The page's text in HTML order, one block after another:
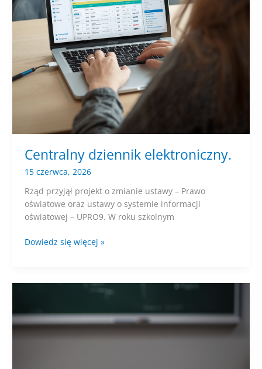
Centralny dziennik elektroniczny.
15 czerwca, 2026
Rząd przyjął projekt o zmianie ustawy – Prawo
oświatowe oraz ustawy o systemie informacji
oświatowej – UPRO9. W roku szkolnym
Centralny
Dowiedz się więcej »